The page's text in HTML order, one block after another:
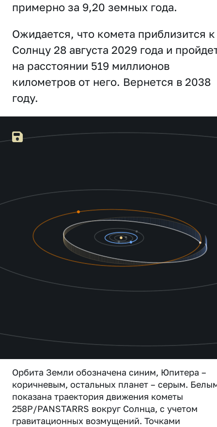
примерно за 9,20 земных года.
Ожидается, что комета приблизится к
Солнцу 28 августа 2029 года и
на расстоянии 519 миллионов
километров от него. Вернется в 2038
году.
Орбита Земли обозначена синим, Юпитера –
коричневым, остальных планет – серым.
показана траектория движения кометы
258P/PANSTARRS вокруг Солнца, с учетом
гравитационных возмущений. Точками